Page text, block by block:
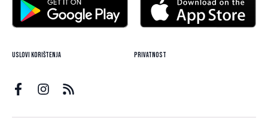
Uslovi korištenja Privatnost